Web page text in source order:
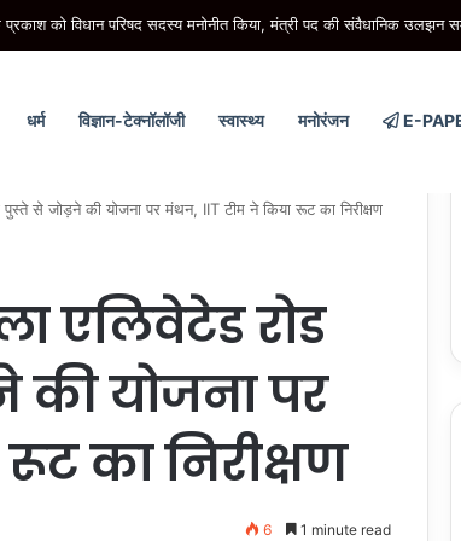
नहीं खानी पड़ेंगी, सम्मान के साथ मिलेगा विकास का अवसर- मुख्यमंत्री
धर्म विज्ञान-टेक्नॉलॉजी स्वास्थ्य मनोरंजन E-
से जोड़ने की योजना पर मंथन, IIT टीम ने किया रूट का निरीक्षण
एलिवेटेड रोड
की योजना पर
का निरीक्षण
6 1 minute read